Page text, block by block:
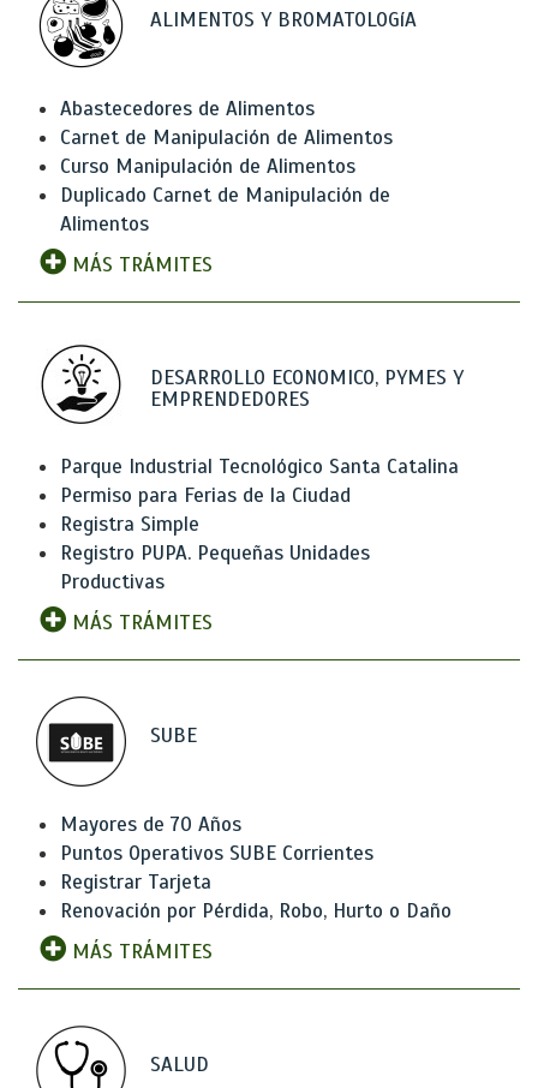
ALIMENTOS Y BROMATOLOGíA
Abastecedores de Alimentos
Carnet de Manipulación de Alimentos
Curso Manipulación de Alimentos
Duplicado Carnet de Manipulación de
Alimentos
MÁS TRÁMITES
DESARROLLO ECONOMICO, PYMES Y
EMPRENDEDORES
Parque Industrial Tecnológico Santa Catalina
Permiso para Ferias de la Ciudad
Registra Simple
Registro PUPA. Pequeñas Unidades
Productivas
MÁS TRÁMITES
SUBE
Mayores de 70 Años
Puntos Operativos SUBE Corrientes
Registrar Tarjeta
Renovación por Pérdida, Robo, Hurto o Daño
MÁS TRÁMITES
SALUD